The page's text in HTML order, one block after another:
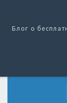
Блог о